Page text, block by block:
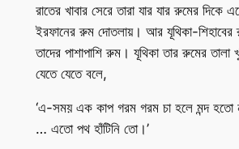
রাতের খাবার সেরে তারা যার যার রুমের দিকে
ইরফানের রুম দোতলায়। আর যূথিকা-শিহাবের
তাদের পাশাপাশি রুম। যূথিকা তার রুমের
যেতে যেতে বলে,
‘এ-সময় এক কাপ গরম গরম চা হলে মন্দ
… এতো পথ হাঁটিনি তো।’